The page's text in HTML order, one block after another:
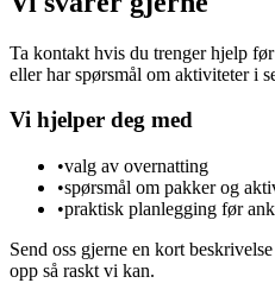
Ta kontakt hvis du trenger hjelp
eller har spørsmål om aktiviteter i
Vi hjelper deg med
•valg av overnatting
•spørsmål om pakker og
•praktisk planlegging før
Send oss gjerne en kort
opp så raskt vi kan.